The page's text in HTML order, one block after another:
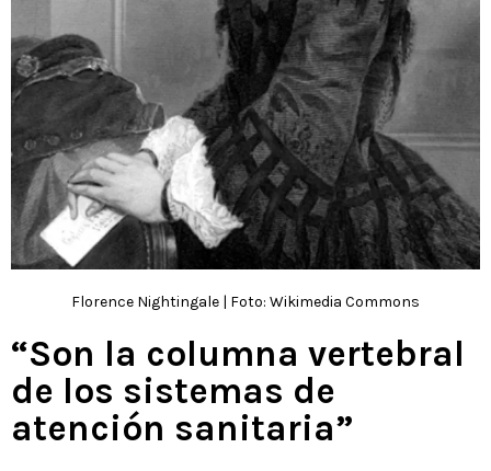
Florence Nightingale | Foto: Wikimedia Commons
“Son la columna vertebral
de los sistemas de
atención sanitaria”